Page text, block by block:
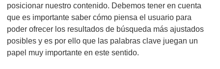
posicionar nuestro contenido. Debemos tener en cuenta
que es importante saber cómo piensa el usuario para
poder ofrecer los resultados de búsqueda más ajustados
posibles y es por ello que las palabras clave juegan un
papel muy importante en este sentido.